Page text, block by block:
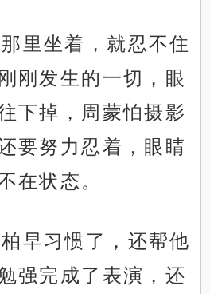
里坐着，就忍不住
刚发生的一切，眼
下掉，周蒙怕摄影
要努力忍着，眼睛
在状态。
早习惯了，还帮他
强完成了表演，还